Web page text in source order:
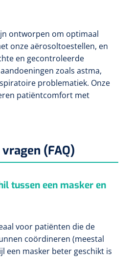
ontworpen om optimaal
onze aërosoltoestellen, en
en gecontroleerde
zoals astma,
problematiek. Onze
patiëntcomfort met
(FAQ)
tussen een masker en
voor patiënten die de
coördineren (meestal
een masker beter geschikt is